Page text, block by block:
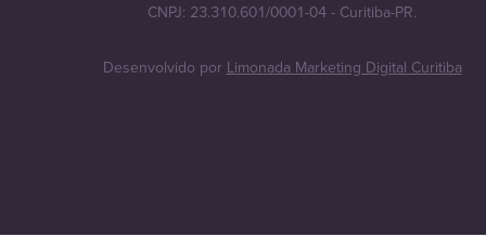
CNPJ: 23.310.601/0001-04 - Curitiba-PR.
Desenvolvido por Limonada Marketing Digital Curitiba